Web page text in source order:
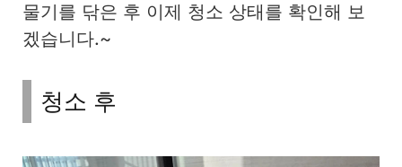
물기를 닦은 후 이제 청소 상태를 확인해 보
겠습니다.~
청소 후